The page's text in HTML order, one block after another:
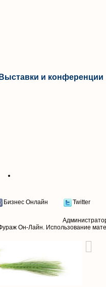
Выставки и конференции
Бизнес Онлайн Twitter
Он-Лайн. Использование